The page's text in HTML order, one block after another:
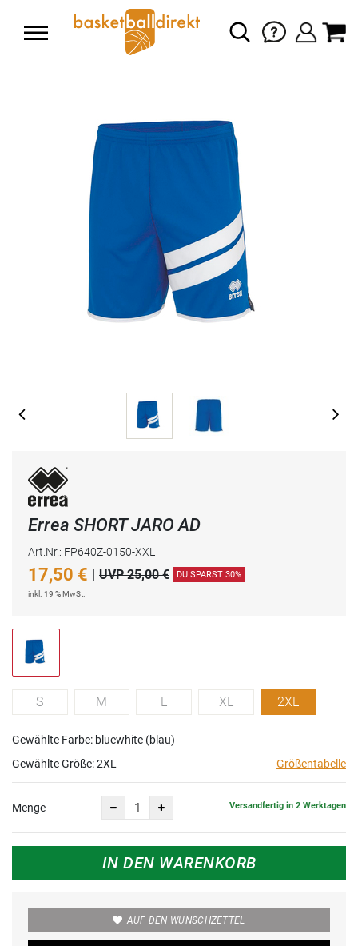
Errea SHORT JARO AD
Art.Nr.: FP640Z-0150-XXL
17,50 € | UVP 25,00 € DU SPARST 30%
inkl. 19 % MwSt.
S M L XL 2XL
Gewählte Farbe: bluewhite (blau)
Gewählte Größe:2XL Größentabelle
Menge Versandfertig in 2 Werktagen
IN DEN WARENKORB
AUF DEN WUNSCHZETTEL